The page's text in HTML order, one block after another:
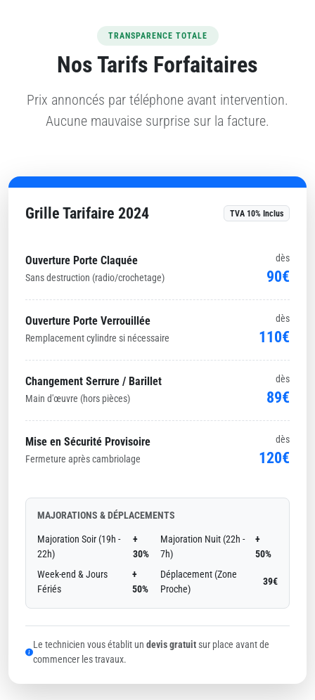
TRANSPARENCE TOTALE
Nos Tarifs Forfaitaires
Prix annoncés par téléphone avant intervention.
Aucune mauvaise surprise sur la facture.
Grille Tarifaire 2024 TVA 10% Inclus
Ouverture Porte Claquée
Sans destruction (radio/crochetage)
dès
90€
Ouverture Porte Verrouillée
Remplacement cylindre si nécessaire
dès
110€
Changement Serrure / Barillet
Main d'œuvre (hors pièces)
dès
89€
Mise en Sécurité Provisoire
Fermeture après cambriolage
dès
120€
MAJORATIONS & DÉPLACEMENTS
Majoration Soir (19h -
22h)
+
30%
Majoration Nuit (22h -
7h)
+
50%
Week-end & Jours
Fériés
+
50%
Déplacement (Zone
Proche)
39€
Le technicien vous établit un devis gratuitsur place avant de
commencer les travaux.